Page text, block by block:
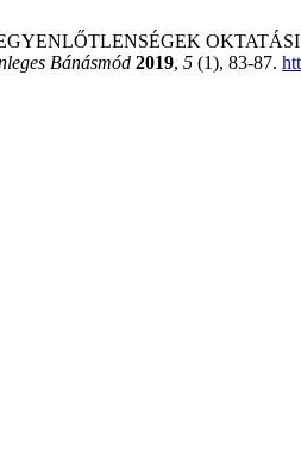
Bánásmód 2019, 5 (1), 83-87.